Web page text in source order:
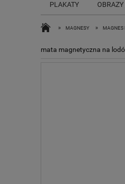
PLAKATY
» MAGNESY » MAGNES
mata magnetyczna na